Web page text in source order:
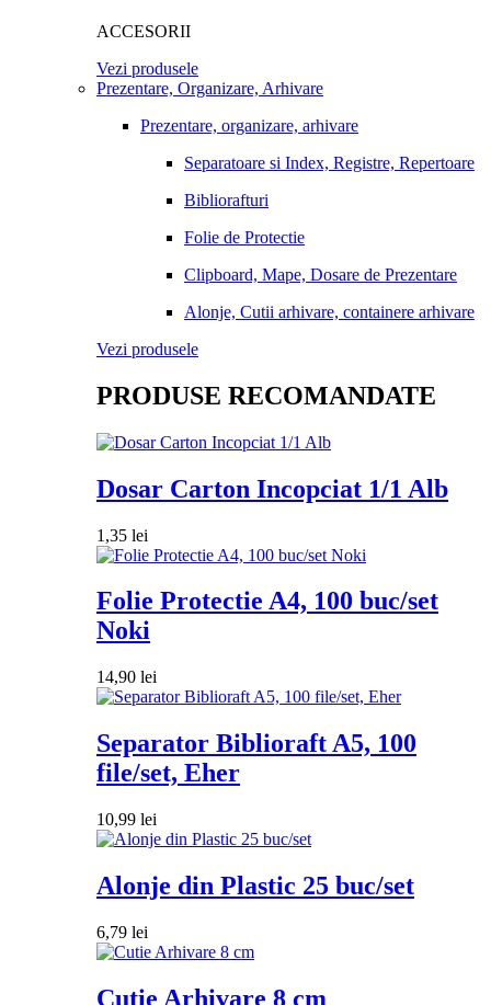
ACCESORII
Vezi produsele
Prezentare, Organizare, Arhivare
Prezentare, organizare, arhivare
Separatoare si Index, Registre, Repertoare
Bibliorafturi
Folie de Protectie
Clipboard, Mape, Dosare de Prezentare
Alonje, Cutii arhivare, containere arhivare
Vezi produsele
PRODUSE RECOMANDATE
Dosar Carton Incopciat 1/1 Alb
1,35 lei
Folie Protectie A4, 100 buc/set
Noki
14,90 lei
Separator Biblioraft A5, 100
file/set, Eher
10,99 lei
Alonje din Plastic 25 buc/set
6,79 lei
Cutie Arhivare 8 cm